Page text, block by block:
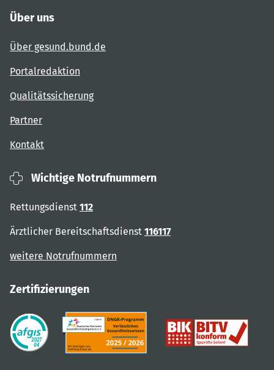
Über uns
Über gesund.bund.de
Portalredaktion
Qualitätssicherung
Partner
Kontakt
Wichtige Notrufnummern
Rettungsdienst 112
Ärztlicher Bereitschaftsdienst 116117
weitere Notrufnummern
Zertifizierungen